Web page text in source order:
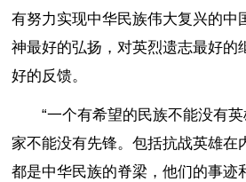
有努力实现中华民族伟大复兴的中
神最好的弘扬，对英烈遗志最好的
好的反馈。
“一个有希望的民族不能没有
家不能没有先锋。包括抗战英雄在
都是中华民族的脊梁，他们的事迹